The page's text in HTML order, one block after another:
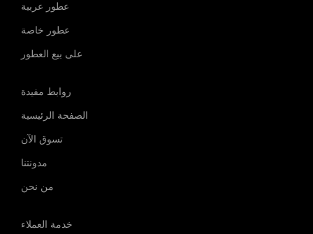
عطور عربية
عطور خاصة
على بيع العطور
روابط مفيدة
الصفحة الرئيسية
تسوق الآن
مدونتنا
من نحن
خدمة العملاء